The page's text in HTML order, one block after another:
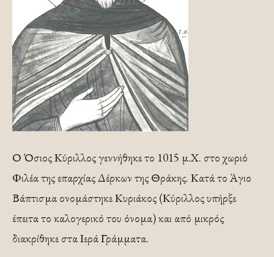
Ο Όσιος Κύριλλος γεννήθηκε το 1015 μ.Χ. στο χωριό
Φιλέα της επαρχίας Δέρκων της Θράκης. Κατά το Άγιο
Βάπτισμα ονομάστηκε Κυριάκος (Κύριλλος υπήρξε
έπειτα το καλογερικό του όνομα) και από μικρός
διακρίθηκε στα Ιερά Γράμματα.